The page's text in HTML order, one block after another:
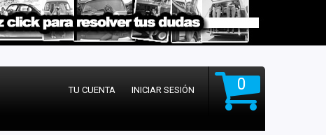
0
TU CUENTA INICIAR SESIÓN